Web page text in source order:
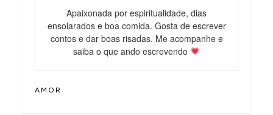
Apaixonada por espiritualidade, dias
ensolarados e boa comida. Gosta de escrever
contos e dar boas risadas. Me acompanhe e
saiba o que ando escrevendo
AMOR